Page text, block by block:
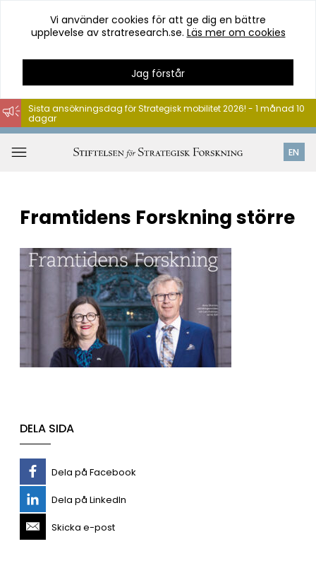
Hoppa
till
innehåll
Vi använder cookies för att ge dig en bättre
upplevelse av stratresearch.se. Läs mer om cookies
Jag förstår
EN
Sista ansökningsdag för Strategisk mobilitet 2026! - 1 månad 10
dagar
Framtidens Forskning större
DELA SIDA
Dela på Facebook
Dela på LinkedIn
Skicka e-post